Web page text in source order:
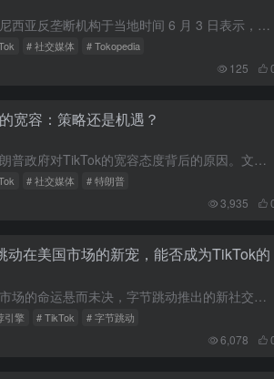
路透社消息，印度尼西亚反垄断机构于当地时间 6 月 3 日表示，社交媒体巨头 TikTok 在去年收购该国最大电商平台 Tokopedia 的交易，存在垄断风险。 这笔交易于 2024 年 1 月正式...
# 社交媒体 # Tokopedia
125
宽容：策略还是机遇？
本文深入分析了特朗普政府对TikTok的宽容态度背后的原因。文章指出，特朗普作为一个商人，深知如何利用资本力量为自己获取优势。他支持TikTok的发展，一方面是为了给自己的竞争对手制造对手，另一方面则...
# 社交媒体 # 特朗普
3,935
动在美国市场的新宠，能否成为TikTok的
随着TikTok在美国市场的命运悬而未决，字节跳动推出的新社交媒体应用Lemon8正在美国用户中逐渐流行。本文探讨了Lemon8的发展历程、功能特点、市场表现以及与TikTok的密切关系，分析了字节跳...
引擎 # TikTok # 字节跳动
6,078